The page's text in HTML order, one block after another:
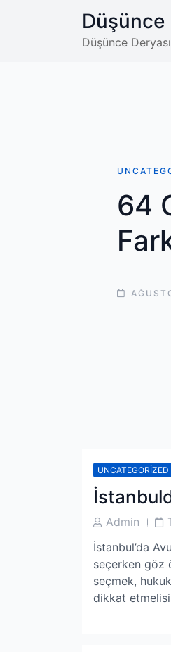
Düşünce
Düşünce Deryası
64
POST
DATE
UNCATEGORIZED
PostAdmin
İstanbul’da
seçerken göz
seçmek,
dikkat